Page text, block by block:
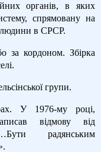
органів, в яких
спрямовану на
людини в СРСР.
за кордоном. Збірка
групи.
У 1976-му році,
відмову від
радянським